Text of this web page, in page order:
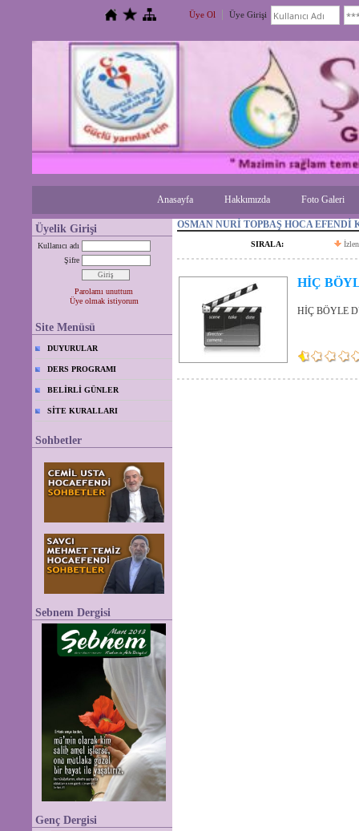
Üye Ol Üye Girişi
Anasayfa Hakkımızda Foto Galeri
Üyelik Girişi
Kullanıcı adı
Şifre
Parolamı unuttum
Üye olmak istiyorum
Site Menüsü
DUYURULAR
DERS PROGRAMI
BELİRLİ GÜNLER
SİTE KURALLARI
Sohbetler
Sebnem Dergisi
Genç Dergisi
OSMAN NURİ TOPBAŞ HOCA EFENDİ
SIRALA:
HİÇ
HİÇ BÖYLE